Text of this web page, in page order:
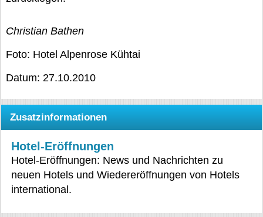
Christian Bathen
Foto: Hotel Alpenrose Kühtai
Datum: 27.10.2010
Zusatzinformationen
Hotel-Eröffnungen
Hotel-Eröffnungen: News und Nachrichten zu
neuen Hotels und Wiedereröffnungen von Hotels
international.